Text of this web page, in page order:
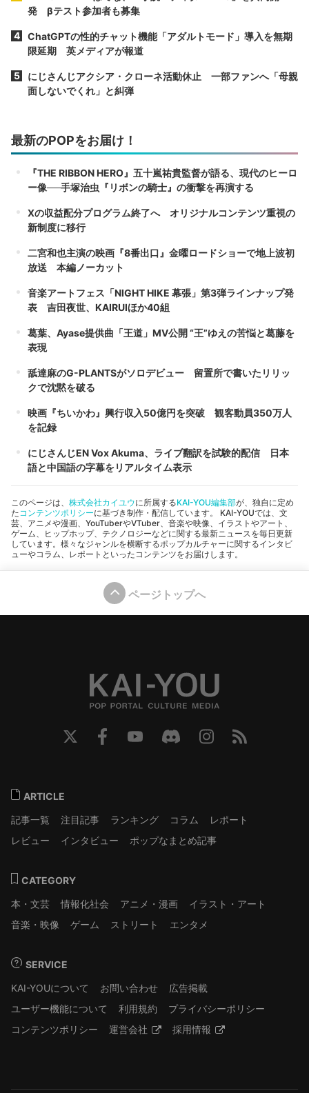
発 βテスト参加者も募集
ChatGPTの性的チャット機能「アダルトモード」導入を無期
限延期 英メディアが報道
にじさんじアクシア・クローネ活動休止 一部ファンへ「母親
面しないでくれ」と糾弾
最新のPOPをお届け！
『THE RIBBON HERO』五十嵐祐貴監督が語る、現代のヒーロ
ー像──手塚治虫『リボンの騎士』の衝撃を再演する
Xの収益配分プログラム終了へ オリジナルコンテンツ重視の
新制度に移行
二宮和也主演の映画『8番出口』金曜ロードショーで地上波初
放送 本編ノーカット
音楽アートフェス「NIGHT HIKE 幕張」第3弾ラインナップ発
表 吉田夜世、KAIRUIほか40組
葛葉、Ayase提供曲「王道」MV公開 “王”ゆえの苦悩と葛藤を
表現
舐達麻のG-PLANTSがソロデビュー 留置所で書いたリリッ
クで沈黙を破る
映画『ちいかわ』興行収入50億円を突破 観客動員350万人
を記録
にじさんじEN Vox Akuma、ライブ翻訳を試験的配信 日本
語と中国語の字幕をリアルタイム表示
このページは、 株式会社カイユウに所属するKAI-YOU編集部が、独自に定め
た コンテンツポリシーに基づき制作・配信しています。 KAI-YOUでは、文
芸、アニメや漫画、YouTuberやVTuber、音楽や映像、イラストやアート、
ゲーム、ヒップホップ、テクノロジーなどに関する最新ニュースを毎日更新
しています。様々なジャンルを横断するポップカルチャーに関するインタビ
ューやコラム、レポートといったコンテンツをお届けします。
ページトップへ
ARTICLE
記事一覧
注目記事 ランキング コラム
レポート
レビュー
インタビュー ポップなまとめ記事
CATEGORY
本・文芸
情報化社会 アニメ・漫画
イラスト・アート
音楽・映像
ゲーム ストリート エンタメ
SERVICE
KAI-YOUについて
お問い合わせ
広告掲載
ユーザー機能について
利用規約
プライバシーポリシー
コンテンツポリシー
運営会社 採用情報